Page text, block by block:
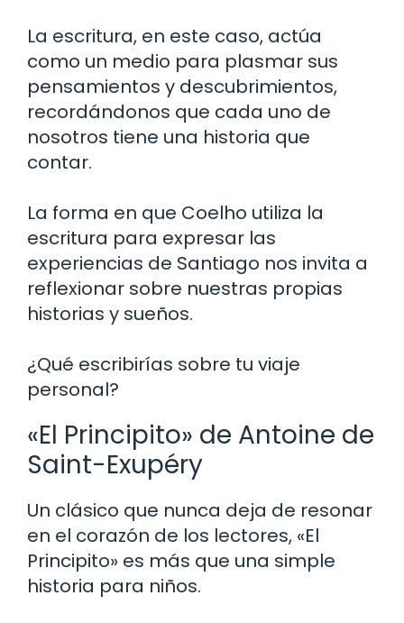
La escritura, en este caso, actúa
como un medio para plasmar sus
pensamientos y descubrimientos,
recordándonos que cada uno de
nosotros tiene una historia que
contar.
La forma en que Coelho utiliza la
escritura para expresar las
experiencias de Santiago nos invita a
reflexionar sobre nuestras propias
historias y sueños.
¿Qué escribirías sobre tu viaje
personal?
«El Principito» de Antoine de
Saint-Exupéry
Un clásico que nunca deja de resonar
en el corazón de los lectores, «El
Principito» es más que una simple
historia para niños.